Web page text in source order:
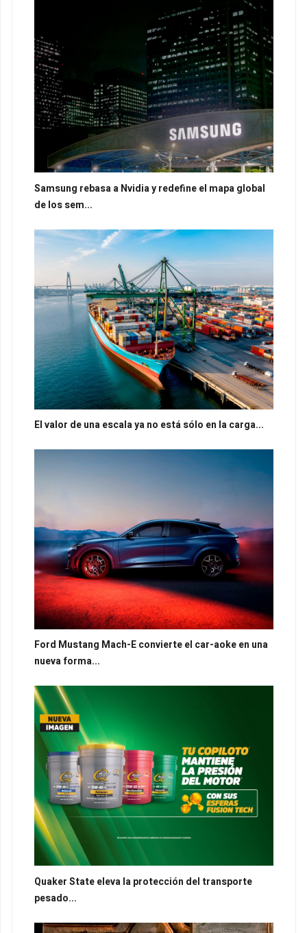
Samsung rebasa a Nvidia y redefine el mapa global
de los sem...
El valor de una escala ya no está sólo en la carga...
Ford Mustang Mach-E convierte el car-aoke en una
nueva forma...
Quaker State eleva la protección del transporte
pesado...